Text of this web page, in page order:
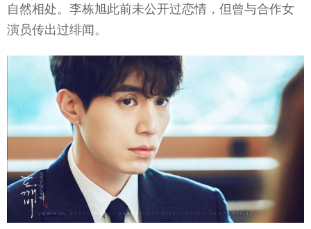
自然相处。李栋旭此前未公开过恋情，但曾与合作女
演员传出过绯闻。